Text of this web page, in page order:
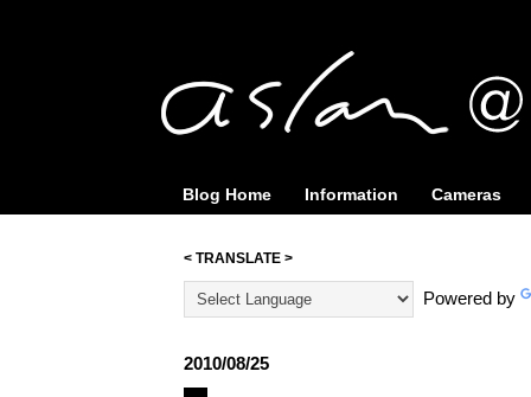
Blog Home Information Cameras
< TRANSLATE >
Powered by
2010/08/25